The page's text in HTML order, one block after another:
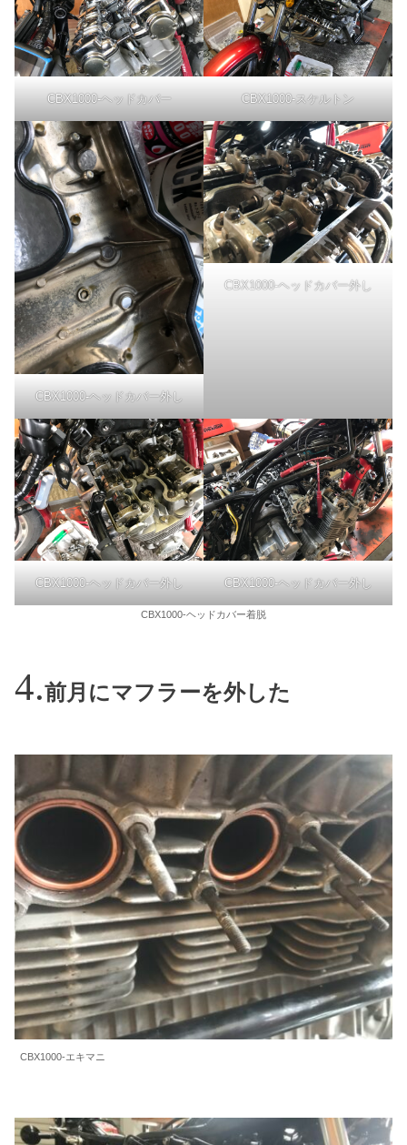
CBX1000-ヘッドカバー CBX1000-スケルトン
CBX1000-ヘッドカバー外し
CBX1000-ヘッドカバー外し
CBX1000-ヘッドカバー外し CBX1000-ヘッドカバー外し
CBX1000-ヘッドカバー着脱
前月にマフラーを外した
CBX1000-エキマニ